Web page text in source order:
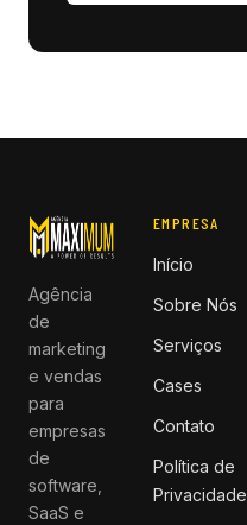
Agência
de
marketing
e vendas
para
empresas
de
software,
SaaS e
EMPRESA
Início
Sobre Nós
Serviços
Cases
Contato
Política de
Privacidade